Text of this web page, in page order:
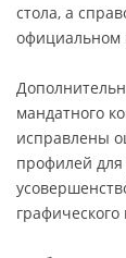
стола, а
официальном
мандатного
исправлены
профилей для
графического